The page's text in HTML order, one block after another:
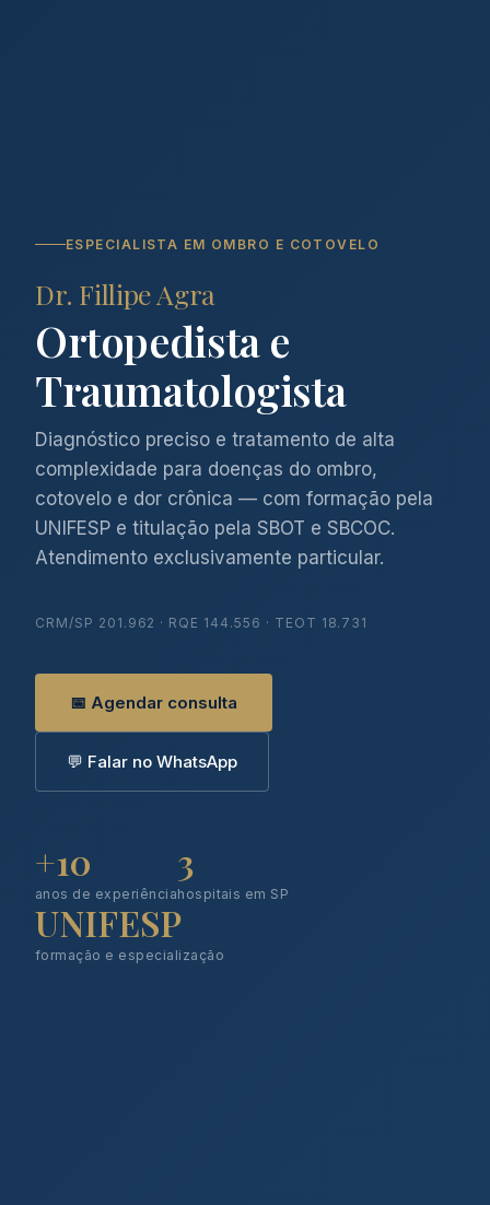
ESPECIALISTA EM OMBRO E COTOVELO
Dr. Fillipe Agra
Ortopedista e
Traumatologista
Diagnóstico preciso e tratamento de alta
complexidade para doenças do ombro,
cotovelo e dor crônica — com formação pela
UNIFESP e titulação pela SBOT e SBCOC.
Atendimento exclusivamente particular.
CRM/SP 201.962 · RQE 144.556 · TEOT 18.731
📅 Agendar consulta
💬 Falar no WhatsApp
+10
anos de experiência
3
hospitais em SP
UNIFESP
formação e especialização